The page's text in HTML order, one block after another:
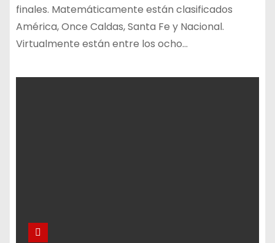
finales. Matemáticamente están clasificados
América, Once Caldas, Santa Fe y Nacional.
Virtualmente están entre los ocho…